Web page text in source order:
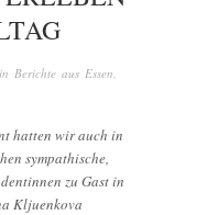
Berichte aus Essen,
hatten wir auch in
sympathische,
zu Gast in
Kljuenkova